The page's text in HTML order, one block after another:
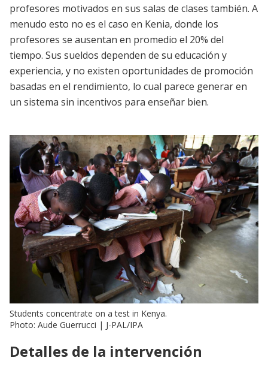
profesores motivados en sus salas de clases también. A
menudo esto no es el caso en Kenia, donde los
profesores se ausentan en promedio el 20% del
tiempo. Sus sueldos dependen de su educación y
experiencia, y no existen oportunidades de promoción
basadas en el rendimiento, lo cual parece generar en
un sistema sin incentivos para enseñar bien.
Students concentrate on a test in Kenya.
Photo: Aude Guerrucci | J-PAL/IPA
Detalles de la intervención